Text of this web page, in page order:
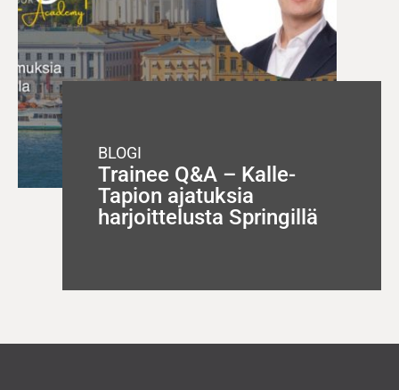
BLOGI
Trainee Q&A – Kalle-
Tapion ajatuksia
harjoittelusta Springillä